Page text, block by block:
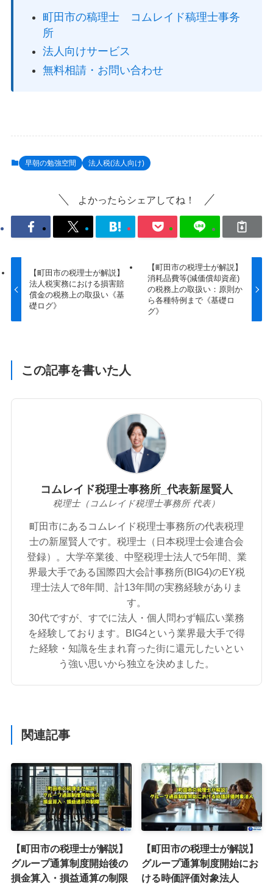
町田市の稿理士 コムレイド稿理士事务
所
法人向けサービス
無料相請・お問い合わせ
早朝の勉強空間 法人税(法人向け)
よかったらシェアしてね！
【町田市の税理士が解説】
法人税実務における損害賠
償金の税務上の取扱い《基
礎ログ》
【町田市の税理士が解説】
消耗品費等(減価償却資産)
の税務上の取扱い：原則か
ら各種特例まで《基礎ロ
グ》
この記事を書いた人
コムレイド税理士事務所_代表新屋賢人
税理士（コムレイド税理士事務所 代表）
町田市にあるコムレイド税理士事務所の代表税理
士の新屋賢人です。税理士（日本税理士会連合会
登録）。大学卒業後、中堅税理士法人で5年間、業
界最大手である国際四大会計事務所(BIG4)のEY税
理士法人で8年間、計13年間の実務経験がありま
す。
30代ですが、すでに法人・個人問わず幅広い業務
を経験しております。BIG4という業界最大手で得
た経験・知識を生まれ育った街に還元したいとい
う強い思いから独立を決めました。
関連記事
【町田市の税理士が解説】
グループ通算制度開始後の
損金算入・損益通算の制限
【町田市の税理士が解説】
グループ通算制度開始にお
ける時価評価対象法人